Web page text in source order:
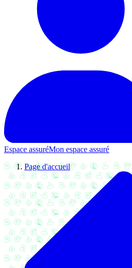
Espace assuréMon espace assuré
Page d'accueil